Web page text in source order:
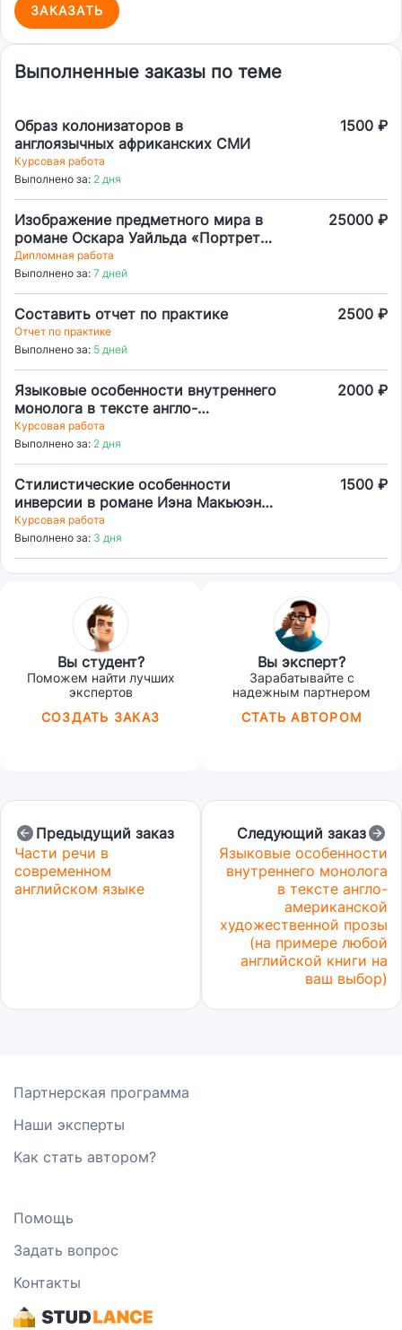
ЗАКАЗАТЬ
Выполненные заказы по теме
Образ колонизаторов в
англоязычных африканских СМИ
1500 ₽
Курсовая работа
Выполнено за: 2 дня
Изображение предметного мира в
романе Оскара Уайльда «Портрет
Дориана Грея»: сравнительный
анализ оригинала и перевода
25000 ₽
Дипломная работа
Выполнено за: 7 дней
Составить отчет по практике 2500 ₽
Отчет по практике
Выполнено за: 5 дней
Языковые особенности внутреннего
монолога в тексте англо-
американской художественной
прозы (на примере любой
английской книги на ваш выбор)
2000 ₽
Курсовая работа
Выполнено за: 2 дня
Стилистические особенности
инверсии в романе Иэна Макьюэна
«Искупление»
1500 ₽
Курсовая работа
Выполнено за: 3 дня
Вы студент?
Поможем найти лучших
экспертов
СОЗДАТЬ ЗАКАЗ
Вы эксперт?
Зарабатывайте с
надежным партнером
СТАТЬ АВТОРОМ
Предыдущий заказ
Части речи в
современном
английском языке
Следующий заказ
Языковые особенности
внутреннего монолога
в тексте англо-
американской
художественной прозы
(на примере любой
английской книги на
ваш выбор)
Партнерская программа
Наши эксперты
Как стать автором?
Помощь
Задать вопрос
Контакты